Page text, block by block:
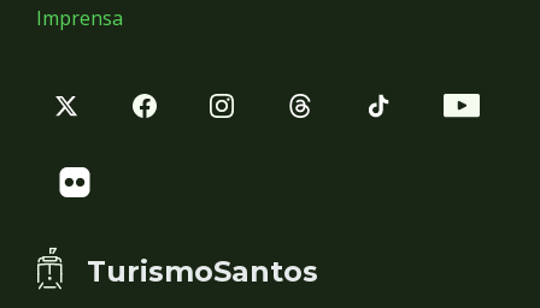
Imprensa
TurismoSantos